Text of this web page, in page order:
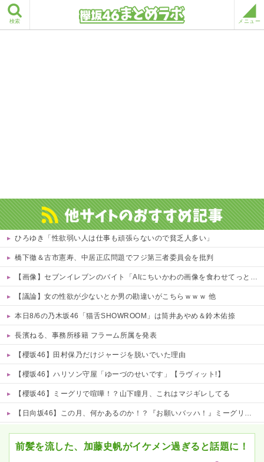
検索 メニュー
ひろゆき「性欲弱い人は仕事も頑張らないので貧乏人多い」
橋下徹＆古市憲寿、中居正広問題でフジ第三者委員会を批判
【画像】セブンイレブンのバイト「AIにちいかわの画像を食わせてっと………できた！」→とんでもないものが出来上がってしまうw w w w w
【議論】女の性欲が少ないとか男の勘違いがこちらｗｗｗ 他
本日8/6の乃木坂46「猫舌SHOWROOM」は筒井あやめ＆鈴木佑捺
長濱ねる、事務所移籍 フラーム所属を発表
【櫻坂46】田村保乃だけジャージを脱いでいた理由
【櫻坂46】ハリソン守屋「ゆーづのせいです」【ラヴィット!】
【櫻坂46】ミーグリで喧嘩！？山下瞳月、これはマジギレしてる
【日向坂46】この月、何かあるのか！？『お願いバッハ！』ミーグリ日程がこちら
前髪を流した、加藤史帆がイケメン過ぎると話題に！